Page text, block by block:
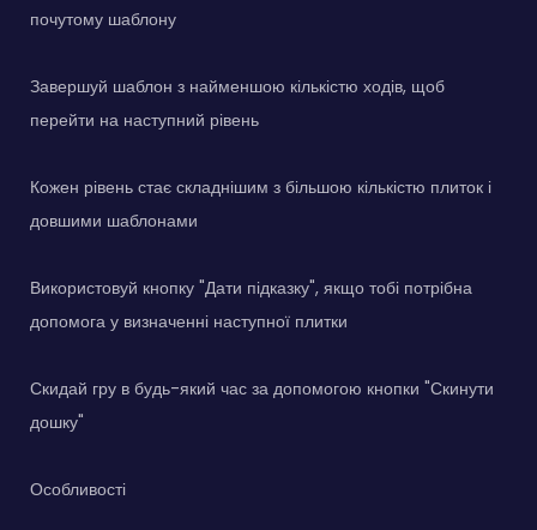
почутому шаблону
Завершуй шаблон з найменшою кількістю ходів, щоб
перейти на наступний рівень
Кожен рівень стає складнішим з більшою кількістю плиток і
довшими шаблонами
Використовуй кнопку "Дати підказку", якщо тобі потрібна
допомога у визначенні наступної плитки
Скидай гру в будь-який час за допомогою кнопки "Скинути
дошку"
Особливості